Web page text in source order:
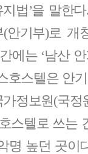
법’을 말한
안기부)로 개
에는 ‘남산 안
스텔은 안기
정보원(국정
스텔로 쓰는
명 높던 곳이